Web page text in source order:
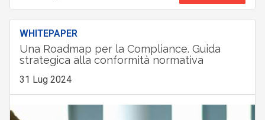
WHITEPAPER
Una Roadmap per la Compliance. Guida
strategica alla conformità normativa
31 Lug 2024